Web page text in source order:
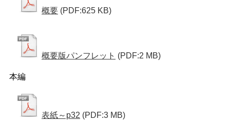
概要 (PDF:625 KB)
概要版パンフレット (PDF:2 MB)
本編
表紙～p32 (PDF:3 MB)